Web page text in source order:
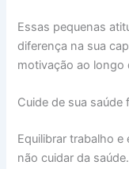
Essas pequenas
diferença na sua
motivação ao longo
Cuide de sua saúde
Equilibrar trabalho
não cuidar da